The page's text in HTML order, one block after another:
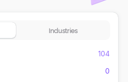
Industries
104
0